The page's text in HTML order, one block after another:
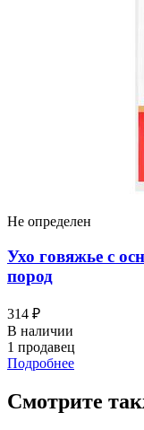
Не определен
Ухо говяжье с
пород
314 ₽
В наличии
1 продавец
Подробнее
Смотрите